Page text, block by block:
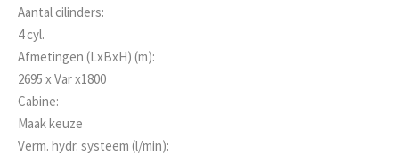
Aantal cilinders:
4 cyl.
Afmetingen (LxBxH) (m):
2695 x Var x1800
Cabine:
Maak keuze
Verm. hydr. systeem (l/min):